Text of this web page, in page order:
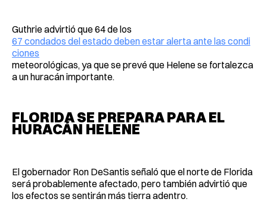
Guthrie advirtió que 64 de los
67 condados del estado deben estar alerta ante las condi
ciones
meteorológicas, ya que se prevé que Helene se fortalezca
a un huracán importante.
FLORIDA SE PREPARA PARA EL
HURACÁN HELENE
El gobernador Ron DeSantis señaló que el norte de Florida
será probablemente afectado, pero también advirtió que
los efectos se sentirán más tierra adentro.